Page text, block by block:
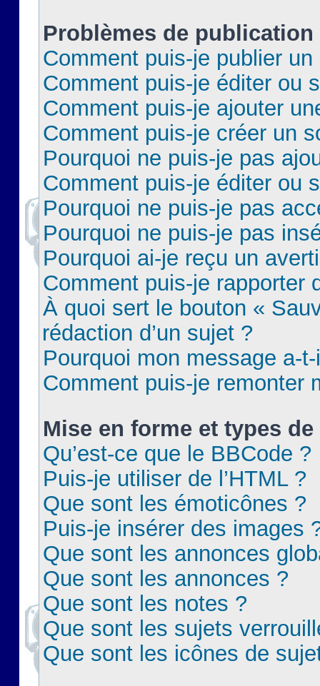
Problèmes de publication
Comment puis-je publier
Comment puis-je éditer ou
Comment puis-je ajouter
Comment puis-je créer un
Pourquoi ne puis-je pas
Comment puis-je éditer ou
Pourquoi ne puis-je pas
Pourquoi ne puis-je pas
Pourquoi ai-je reçu un
Comment puis-je rapporter
À quoi sert le bouton «
rédaction d’un sujet ?
Pourquoi mon message a-
Comment puis-je remonter
Mise en forme et types
Qu’est-ce que le BBCode ?
Puis-je utiliser de l’HTML ?
Que sont les émoticônes ?
Puis-je insérer des images
Que sont les annonces
Que sont les annonces ?
Que sont les notes ?
Que sont les sujets
Que sont les icônes de